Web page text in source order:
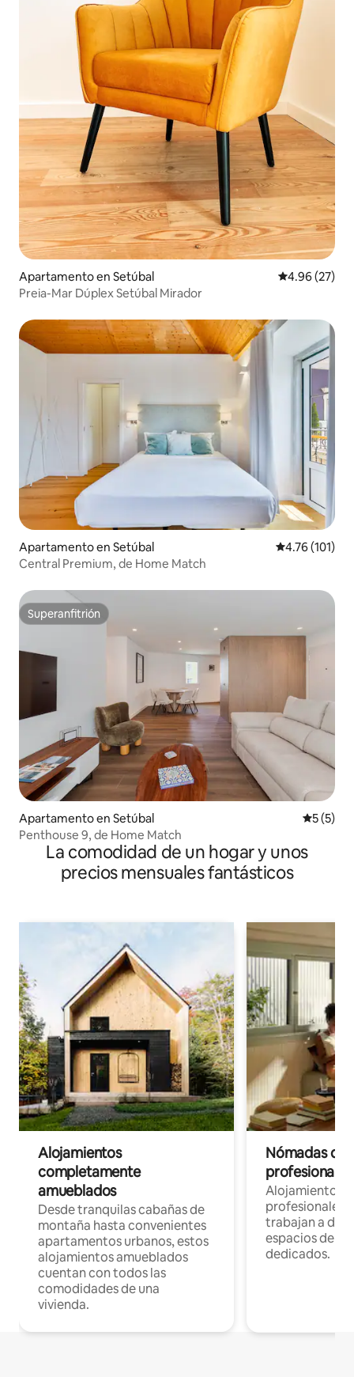
Apartamento en Setúbal Calificación
4.96 (27)
Preia-Mar Dúplex Setúbal Mirador
Apartamento en Setúbal Calificación
4.76 (101)
Central Premium, de Home Match
Superanfitrión
Superanfitrión
Apartamento en Setúbal
5 (5)
Penthouse 9, de Home Match
La comodidad de un hogar y unos
precios mensuales fantásticos
Alojamientos
completamente
amueblados
Desde tranquilas cabañas de
montaña hasta convenientes
apartamentos urbanos, estos
alojamientos amueblados
cuentan con todos las
comodidades de una
vivienda.
Nómadas
Alojamientos
profesionales
trabajan a
espacios de
dedicados.